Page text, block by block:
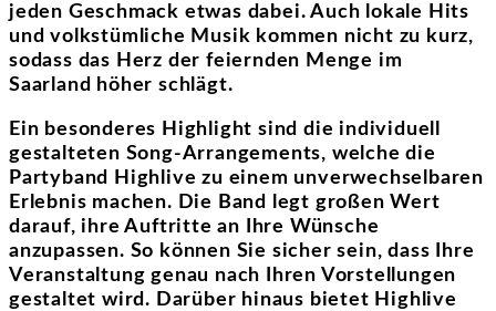
jeden Geschmack etwas dabei. Auch lokale Hits
und volkstümliche Musik kommen nicht zu kurz,
sodass das Herz der feiernden Menge im
Saarland höher schlägt.
Ein besonderes Highlight sind die individuell
gestalteten Song-Arrangements, welche die
Partyband Highlive zu einem unverwechselbaren
Erlebnis machen. Die Band legt großen Wert
darauf, ihre Auftritte an Ihre Wünsche
anzupassen. So können Sie sicher sein, dass Ihre
Veranstaltung genau nach Ihren Vorstellungen
gestaltet wird. Darüber hinaus bietet Highlive